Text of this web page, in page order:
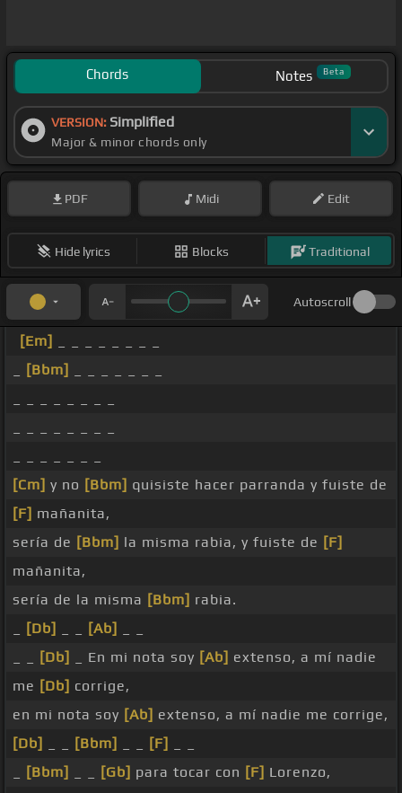
Chords Notes Beta
VERSION: Simplified
Major & minor chords only
PDF Midi Edit
Hide lyrics Blocks Traditional
Autoscroll
[Em]
[Bbm]
[Cm] y no [Bbm] quisiste hacer parranda y fuiste de
[F] mañanita,
sería de [Bbm] la misma rabia, y fuiste de [F]
mañanita,
sería de la misma [Bbm] rabia.
[Db] [Ab]
[Db] _ En mi nota soy [Ab] extenso, a mí nadie
me [Db] corrige,
en mi nota soy [Ab] extenso, a mí nadie me corrige,
[Db]
[Bbm] [F]
[Bbm] [Gb] para tocar con [F] Lorenzo,